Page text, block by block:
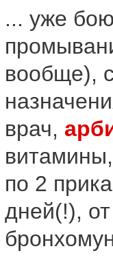
... уже
вообще),
врач,
по 2
дней(!),